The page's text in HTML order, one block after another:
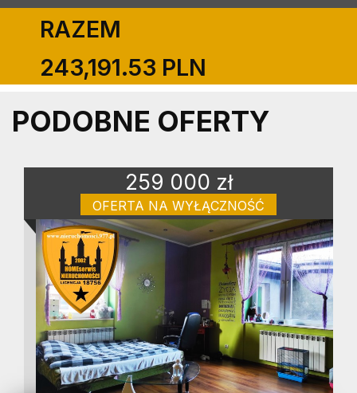
RAZEM
243,191.53 PLN
PODOBNE OFERTY
259 000 zł
OFERTA NA WYŁĄCZNOŚĆ
dom na sprzedaż